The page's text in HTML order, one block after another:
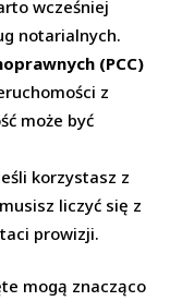
wcześniej
notarialnych.
(PCC)
z
może być
korzystasz z
liczyć się z
prowizji.
mogą znacząco